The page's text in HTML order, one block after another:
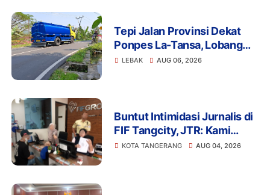
Tepi Jalan Provinsi Dekat
Ponpes La-Tansa, Lobang
Pengambilan Air Ancam
LEBAK AUG 06, 2026
Buntut Intimidasi Jurnalis di
FIF Tangcity, JTR: Kami
Tidak Akan Tinggal Diam!
KOTA TANGERANG AUG 04, 2026